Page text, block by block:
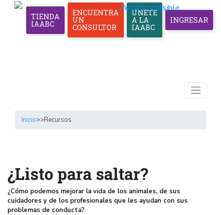
Versión accesible
TIENDA
IAABC
ENCUENTRA
UN
CONSULTOR
ÚNETE
A LA
IAABC
INGRESAR
Inicio>>Recursos
¿Listo para saltar?
¿Cómo podemos mejorar la vida de los animales, de sus
cuidadores y de los profesionales que les ayudan con sus
problemas de conducta?